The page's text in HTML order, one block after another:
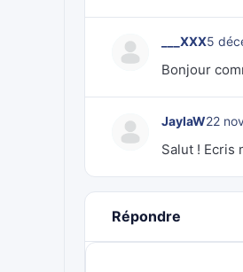
___XXX5
Bonjour
JaylaW22
Salut ! Ecris
Répondre